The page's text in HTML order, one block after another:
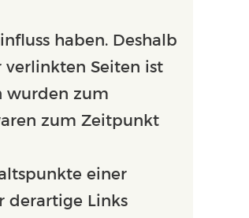
haben. Deshalb
Seiten ist
wurden zum
zum Zeitpunkt
einer
derartige Links